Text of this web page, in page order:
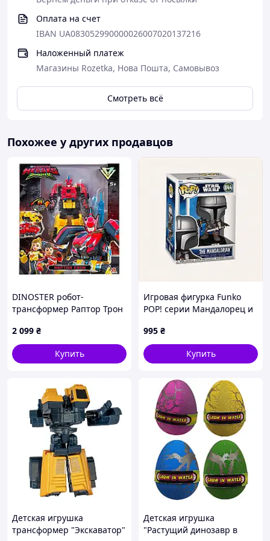
Оплата на счет
IBAN UA083052990000026007020137216
Наложенный платеж
Магазины Rozetka, Нова Пошта, Самовывоз
Смотреть всё
Похожее у других продавцов
DINOSTER робот-
трансформер Раптор Трон
2 099 ₴
Купить
Игровая фигурка Funko
POP! серии Мандалорец и
оружием, 34M863B46
995 ₴
Купить
Детская игрушка
трансформер "Экскаватор"
Детская игрушка
"Растущий динозавр в